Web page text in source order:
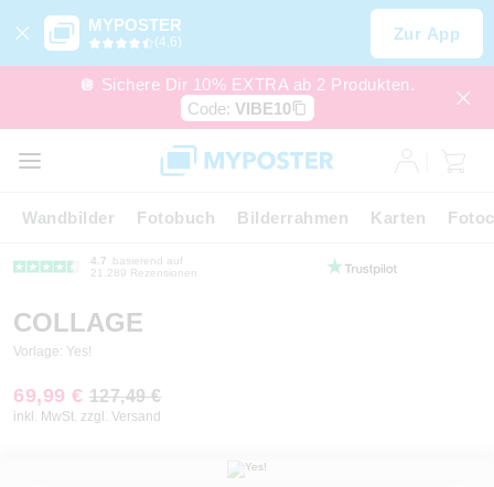
MYPOSTER
(4,6) Zur App
🪩 Sichere Dir 10% EXTRA ab 2 Produkten.
Code: VIBE10
Wandbilder Fotobuch Bilderrahmen Karten
4.7
basierend auf
21.289 Rezensionen
COLLAGE
Vorlage: Yes!
69,99 € 127,49 €
inkl. MwSt. zzgl. Versand